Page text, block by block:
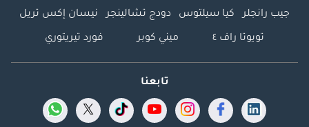
جيب رانجلر كيا سيلتوس دودج تشالينجر نيسان إكس تريل
تويوتا راف ٤ ميني كوبر فورد تيريتوري
تابعنا